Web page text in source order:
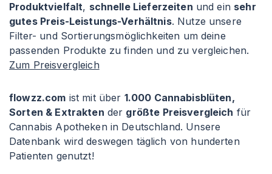
Produktvielfalt, schnelle Lieferzeiten und ein sehr
gutes Preis-Leistungs-Verhältnis. Nutze unsere
Filter- und Sortierungsmöglichkeiten um deine
passenden Produkte zu finden und zu vergleichen.
Zum Preisvergleich
flowzz.com ist mit über 1.000 Cannabisblüten,
Sorten & Extrakten der größte Preisvergleich für
Cannabis Apotheken in Deutschland. Unsere
Datenbank wird deswegen täglich von hunderten
Patienten genutzt!